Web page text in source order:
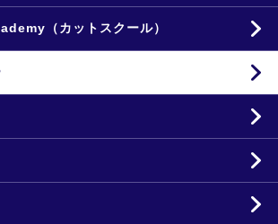
（カットスクール）